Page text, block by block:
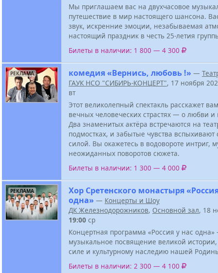
Мы приглашаем вас на двухчасовое
путешествие в мир настоящего шансона.
звук, искренние эмоции, незабываемая
настоящий праздник в честь 25-летия
Билеты в наличии: 1 800 — 4 300
РЕКЛАМА комедия «Вернись, любовь !» —
ГАУК НСО "СИБИРЬ-КОНЦЕРТ", 17 ноября
вт
Этот великолепный спектакль расскажет
вечных человеческих страстях — о любви и
Два знаменитых актёра встречаются на
подмостках, и забытые чувства вспыхивают
силой. Вы окажетесь в водовороте интриг,
неожиданных поворотов сюжета.
Билеты в наличии: 1 300 — 4 000
РЕКЛАМА
Хор Сретенского монастыря
одна» — Концерты и Шоу
ДК Железнодорожников, Основной зал, 18
19:00 ср
Концертная программа «Россия у нас одна»
музыкальное посвящение великой
силе и культурному наследию нашей
Билеты в наличии: 2 300 — 4 100